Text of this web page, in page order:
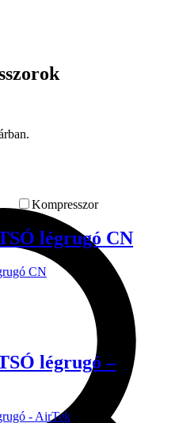
Kompresszor
légrugó CN
légrugó –